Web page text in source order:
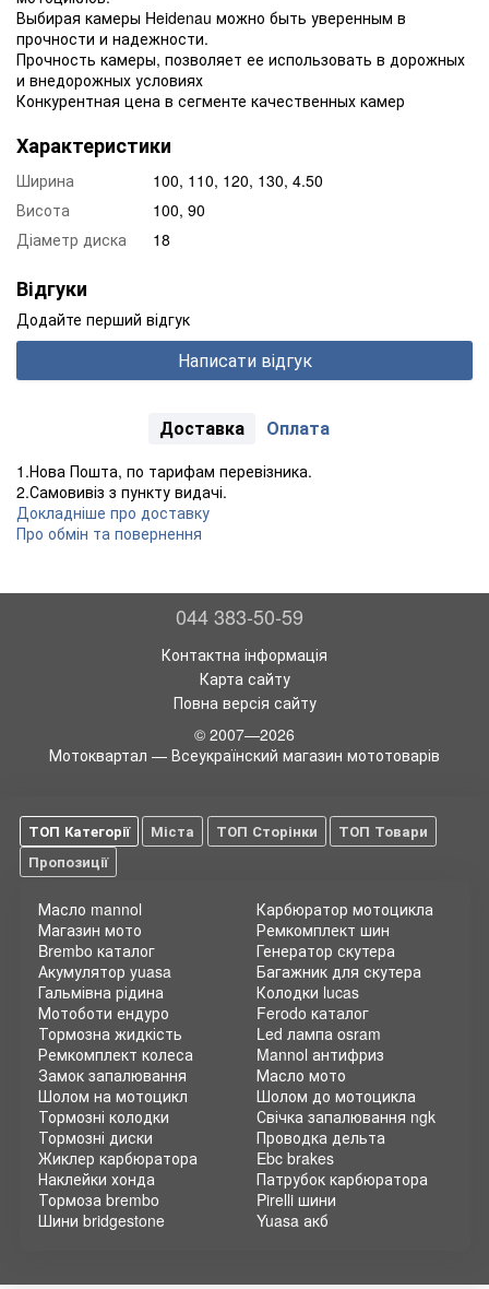
Выбирая камеры Heidenau можно быть уверенным в
прочности и надежности.
Прочность камеры, позволяет ее использовать в дорожных
и внедорожных условиях
Конкурентная цена в сегменте качественных камер
Характеристики
Ширина
100, 110, 120, 130, 4.50
Висота
100, 90
Діаметр диска
18
Відгуки
Додайте перший відгук
Написати відгук
Доставка Оплата
1.Нова Пошта, по тарифам перевізника.
2.Самовивіз з пункту видачі.
Докладніше про доставку
Про обмін та повернення
044 383-50-59
Контактна інформація
Карта сайту
Повна версія сайту
© 2007—2026
Мотоквартал — Всеукраїнский магазин мототоварів
ТОП Категорії Міста ТОП Сторінки
ТОП Товари
Пропозиції
Масло mannol
Магазин мото
Brembo каталог
Акумулятор yuasa
Гальмівна рідина
Мотоботи ендуро
Тормозна жидкість
Ремкомплект колеса
Карбюратор мотоцикла
Ремкомплект шин
Генератор скутера
Багажник для скутера
Колодки lucas
Ferodo каталог
Led лампа osram
Mannol антифриз
Замок запалювання
Шолом на мотоцикл
Тормозні колодки
Тормозні диски
Жиклер карбюратора
Наклейки хонда
Тормоза brembo
Шини bridgestone
Масло мото
Шолом до мотоцикла
Свічка запалювання ngk
Проводка дельта
Ebc brakes
Патрубок карбюратора
Pirelli шини
Yuasa акб